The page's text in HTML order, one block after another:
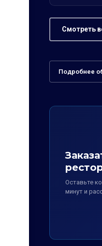
Смотреть
Подробнее
Оставьте
минут и